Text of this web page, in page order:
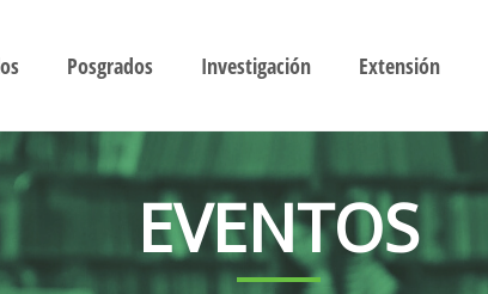
Posgrados Investigación Extensión
EVENTOS